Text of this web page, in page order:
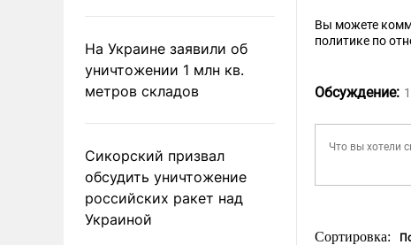
На Украине заявили об
уничтожении 1 млн кв.
метров складов
Сикорский призвал
обсудить уничтожение
российских ракет над
Украиной
Вы можете
политике по
Обсуждение: 1
Сортировка: